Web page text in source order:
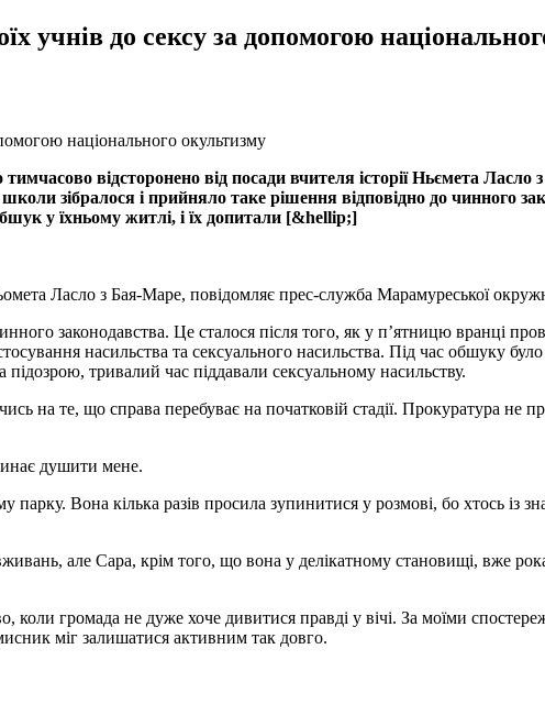
учнів до сексу за допомогою
відсторонено від посади вчителя історії Ньємета
зібралося і прийняло таке рішення відповідно до чинного
у їхньому житлі, і їх допитали [&hellip;]
Ласло з Бая-Маре, повідомляє прес-служба Марамуреської
законодавства. Це сталося після того, як у п’ятницю вранці
насильства та сексуального насильства. Під час обшуку
тривалий час піддавали сексуальному насильству.
на те, що справа перебуває на початковій стадії. Прокуратура не
душити мене.
Вона кілька разів просила зупинитися у розмові, бо хтось із
але Сара, крім того, що вона у делікатному становищі, вже
громада не дуже хоче дивитися правді у вічі. За моїми
міг залишатися активним так довго.